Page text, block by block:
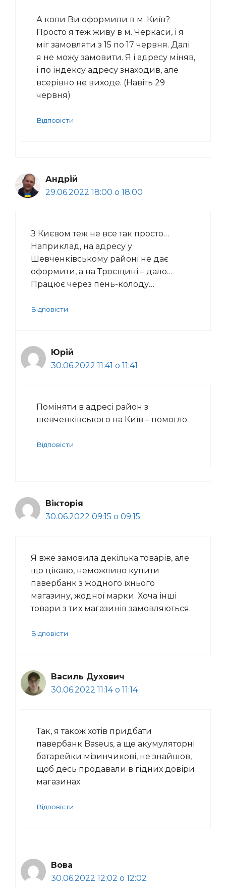
А коли Ви оформили в м. Київ?
Просто я теж живу в м. Черкаси, і я
міг замовляти з 15 по 17 червня. Далі
я не можу замовити. Я і адресу міняв,
і по індексу адресу знаходив, але
всерівно не виходе. (Навіть 29
червня)
Відповісти
Андрій
29.06.2022 18:00 о 18:00
З Києвом теж не все так просто…
Наприклад, на адресу у
Шевченківському районі не дає
оформити, а на Троєщині – дало…
Працює через пень-колоду…
Відповісти
Юрій
30.06.2022 11:41 о 11:41
Поміняти в адресі район з
шевченківського на Київ – помогло.
Відповісти
Вікторія
30.06.2022 09:15 о 09:15
Я вже замовила декілька товарів, але
що цікаво, неможливо купити
павербанк з жодного їхнього
магазину, жодної марки. Хоча інші
товари з тих магазинів замовляються.
Відповісти
Василь Духович
30.06.2022 11:14 о 11:14
Так, я також хотів придбати
павербанк Baseus, а ще акумуляторні
батарейки мізинчикові, не знайшов,
щоб десь продавали в гідних довіри
магазинах.
Відповісти
Вова
30.06.2022 12:02 о 12:02